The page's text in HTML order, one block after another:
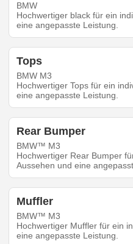
BMW
Hochwertiger black für ein
eine angepasste Leistung.
Tops
BMW M3
Hochwertiger Tops für ein
eine angepasste Leistung.
Rear Bumper
BMW™ M3
Hochwertiger Rear Bumper
Aussehen und eine
Muffler
BMW™ M3
Hochwertiger Muffler für ein
eine angepasste Leistung.